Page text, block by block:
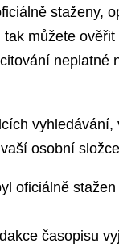
staženy,
můžete
neplatné
vyhledávání,
osobní
oficiálně stažen
časopisu